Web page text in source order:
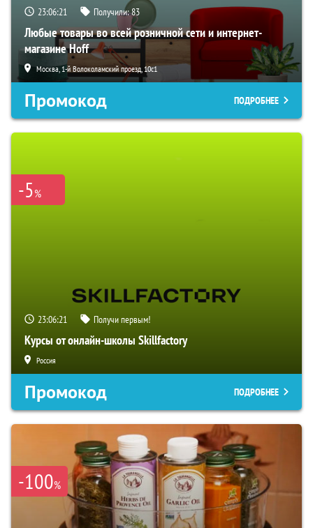
23:06:20 Получили:83
Любые товары во всей розничной сети и интернет-
магазине Hoff
Москва, 1-й Волоколамский проезд, 10с1
Промокод ПОДРОБНЕЕ
-5%
23:06:20 Получи первым!
Курсы от онлайн-школы Skillfactory
Россия
Промокод ПОДРОБНЕЕ
-100%